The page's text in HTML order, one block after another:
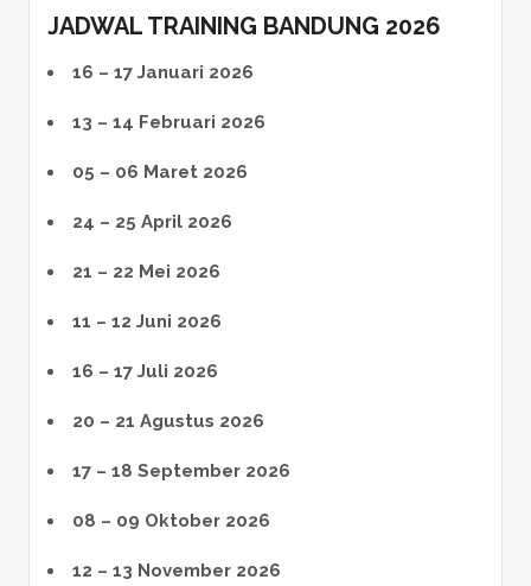
JADWAL TRAINING BANDUNG 2026
16 – 17 Januari 2026
13 – 14 Februari 2026
05 – 06 Maret 2026
24 – 25 April 2026
21 – 22 Mei 2026
11 – 12 Juni 2026
16 – 17 Juli 2026
20 – 21 Agustus 2026
17 – 18 September 2026
08 – 09 Oktober 2026
12 – 13 November 2026